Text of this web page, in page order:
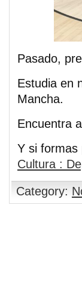
Pasado,
Estudia en
Mancha.
Encuentra
Y si formas
Cultura :
Category: